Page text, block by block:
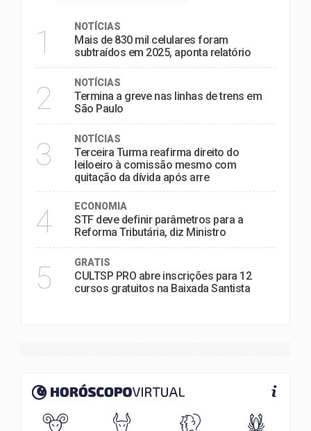
1 NOTÍCIAS
Mais de 830 mil celulares foram
subtraídos em 2025, aponta relatório
2 NOTÍCIAS
Termina a greve nas linhas de trens em
São Paulo
3 NOTÍCIAS
Terceira Turma reafirma direito do
leiloeiro à comissão mesmo com
quitação da dívida após arre
4 ECONOMIA
STF deve definir parâmetros para a
Reforma Tributária, diz Ministro
5 GRATIS
CULTSP PRO abre inscrições para 12
cursos gratuitos na Baixada Santista